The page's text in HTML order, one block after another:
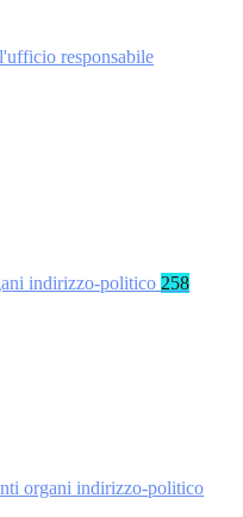
responsabile
indirizzo-politico 258
organi indirizzo-politico